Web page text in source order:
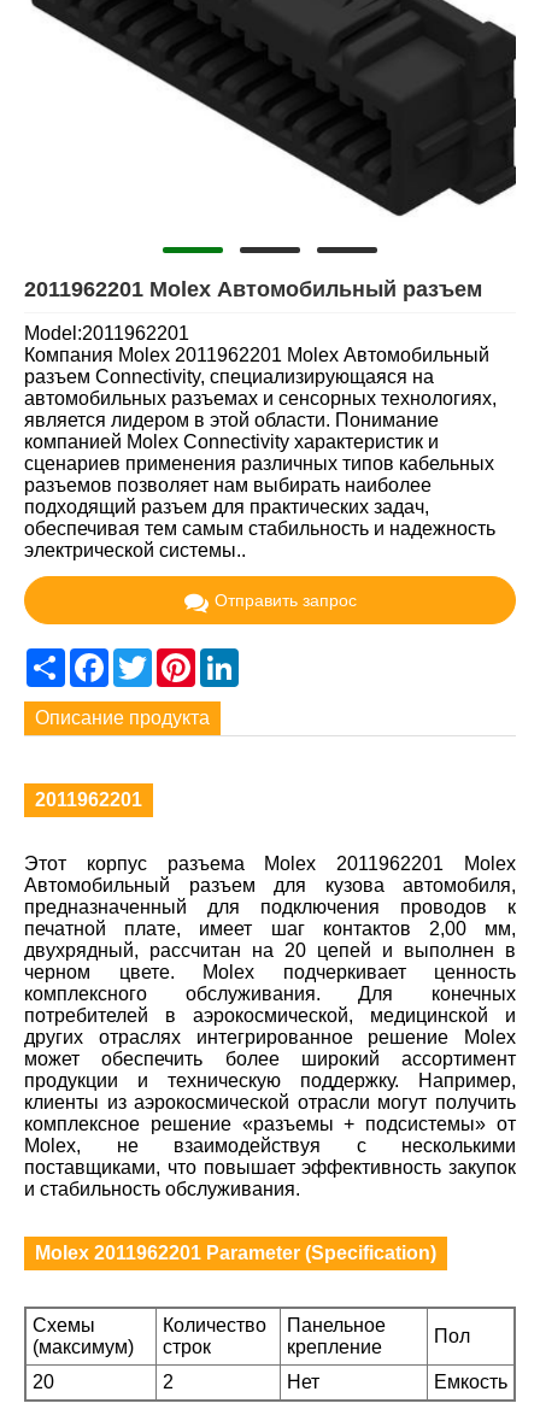
2011962201 Molex Автомобильный разъем
Model:2011962201
Компания Molex 2011962201 Molex Автомобильный
разъем Connectivity, специализирующаяся на
автомобильных разъемах и сенсорных технологиях,
является лидером в этой области. Понимание
компанией Molex Connectivity характеристик и
сценариев применения различных типов кабельных
разъемов позволяет нам выбирать наиболее
подходящий разъем для практических задач,
обеспечивая тем самым стабильность и надежность
электрической системы..
Отправить запрос
ShareFacebook
TwitterPinterest
Описание продукта
2011962201
Этот корпус разъема Molex 2011962201 Molex
Автомобильный разъем для кузова автомобиля,
предназначенный для подключения проводов к
печатной плате, имеет шаг контактов 2,00 мм,
двухрядный, рассчитан на 20 цепей и выполнен в
черном цвете. Molex подчеркивает ценность
комплексного обслуживания. Для конечных
потребителей в аэрокосмической, медицинской и
других отраслях интегрированное решение Molex
может обеспечить более широкий ассортимент
продукции и техническую поддержку. Например,
клиенты из аэрокосмической отрасли могут получить
комплексное решение «разъемы + подсистемы» от
Molex, не взаимодействуя с несколькими
поставщиками, что повышает эффективность закупок
и стабильность обслуживания.
Molex 2011962201 Parameter (Specification)
Схемы
(максимум)
Количество
строк
Панельное
крепление
Пол
20 2 Нет Емкость